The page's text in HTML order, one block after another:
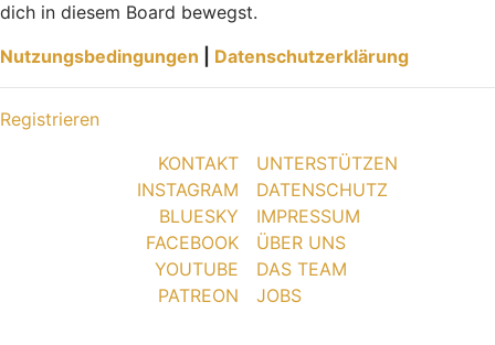
dich in diesem Board bewegst.
Nutzungsbedingungen
Datenschutzerklärung
Registrieren
KONTAKT
INSTAGRAM
BLUESKY
FACEBOOK
YOUTUBE
PATREON
UNTERSTÜTZEN
DATENSCHUTZ
IMPRESSUM
ÜBER UNS
DAS TEAM
JOBS